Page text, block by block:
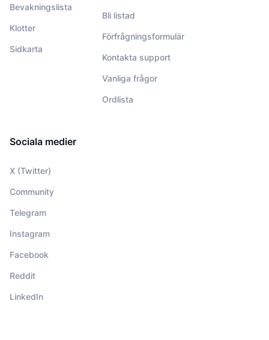
Bevakningslista
Klotter
Sidkarta
Bli listad
Förfrågningsformulär
Kontakta support
Vanliga frågor
Ordlista
Sociala medier
X (Twitter)
Community
Telegram
Instagram
Facebook
Reddit
LinkedIn